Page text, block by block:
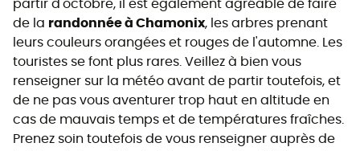
partir d'octobre, il est également agréable de faire
de la randonnée à Chamonix, les arbres prenant
leurs couleurs orangées et rouges de l'automne. Les
touristes se font plus rares. Veillez à bien vous
renseigner sur la météo avant de partir toutefois, et
de ne pas vous aventurer trop haut en altitude en
cas de mauvais temps et de températures fraîches.
Prenez soin toutefois de vous renseigner auprès de